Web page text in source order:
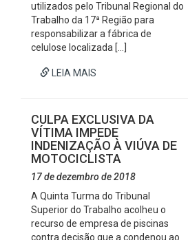
utilizados pelo Tribunal Regional do
Trabalho da 17ª Região para
responsabilizar a fábrica de
celulose localizada […]
LEIA MAIS
CULPA EXCLUSIVA DA
VÍTIMA IMPEDE
INDENIZAÇÃO À VIÚVA DE
MOTOCICLISTA
17 de dezembro de 2018
A Quinta Turma do Tribunal
Superior do Trabalho acolheu o
recurso de empresa de piscinas
contra decisão que a condenou ao